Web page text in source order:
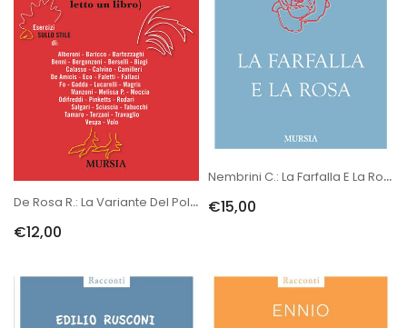
De Rosa R.: La Variante Del Pollo
€12,00
Nembrini C.: La Farfalla E La Rosa
€15,00